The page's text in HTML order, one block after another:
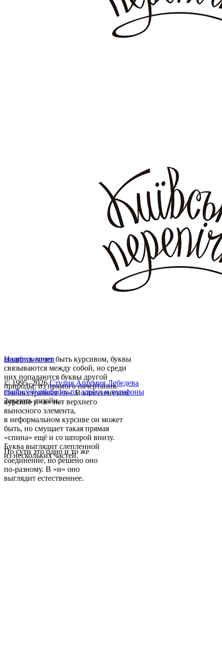
Надпись хочет быть курсивом, буквы
связываются между собой, но среди
них попадаются буквы другой
природы: из прямого начертания.
Очень странная «в». В классическом
курсиве у «в» нет верхнего
выносного элемента,
в неформальном курсиве он может
быть, но смущает такая прямая
«спина» ещё и со шпорой внизу.
Буква выглядит слепленной
из нескольких частей.
По сути это одно и то же
соединение, но решено оно
по-разному. В «и» оно
выглядит естественнее.
шрифтлоготип
© 1995–2026 Студия Артемия Лебедева
mailbox@artlebedev.ru, адреса и телефоны
Заказать дизайн...